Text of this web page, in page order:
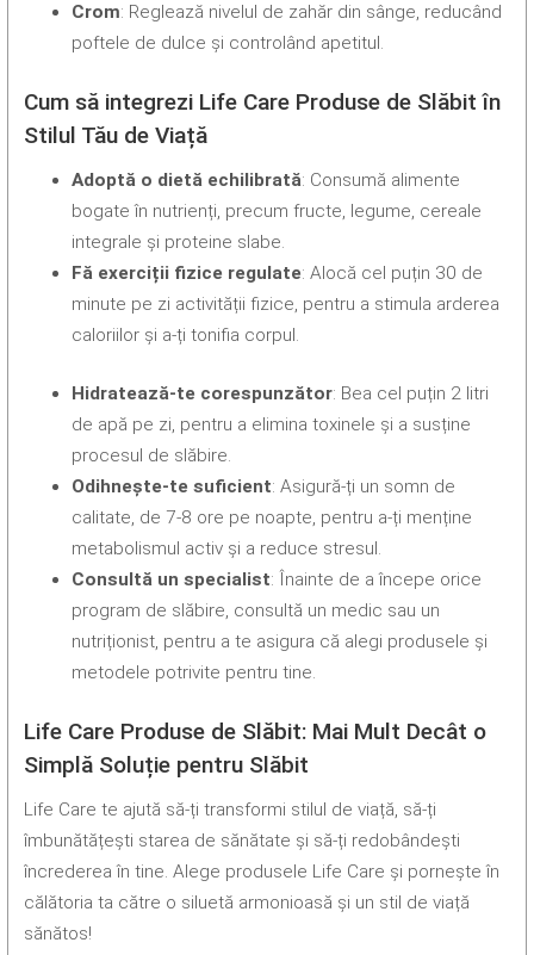
Crom: Reglează nivelul de zahăr din sânge, reducând
poftele de dulce și controlând apetitul.
Cum să integrezi Life Care Produse de Slăbit în
Stilul Tău de Viață
Adoptă o dietă echilibrată: Consumă alimente
bogate în nutrienți, precum fructe, legume, cereale
integrale și proteine slabe.
Fă exerciții fizice regulate: Alocă cel puțin 30 de
minute pe zi activității fizice, pentru a stimula arderea
caloriilor și a-ți tonifia corpul.
Hidratează-te corespunzător: Bea cel puțin 2 litri
de apă pe zi, pentru a elimina toxinele și a susține
procesul de slăbire.
Odihnește-te suficient: Asigură-ți un somn de
calitate, de 7-8 ore pe noapte, pentru a-ți menține
metabolismul activ și a reduce stresul.
Consultă un specialist: Înainte de a începe orice
program de slăbire, consultă un medic sau un
nutriționist, pentru a te asigura că alegi produsele și
metodele potrivite pentru tine.
Life Care Produse de Slăbit: Mai Mult Decât o
Simplă Soluție pentru Slăbit
Life Care te ajută să-ți transformi stilul de viață, să-ți
îmbunătățești starea de sănătate și să-ți redobândești
încrederea în tine. Alege produsele Life Care și pornește în
călătoria ta către o siluetă armonioasă și un stil de viață
sănătos!